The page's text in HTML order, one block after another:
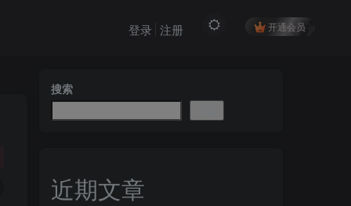
开通会员
登录 注册
搜索
近期文章